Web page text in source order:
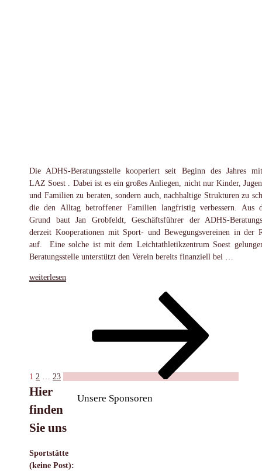
Die ADHS-Beratungsstelle kooperiert seit Beginn des Jahres
LAZ Soest . Dabei ist es ein großes Anliegen, nicht nur Kinder,
und Familien zu beraten, sondern auch, nachhaltige Strukturen zu
die den Alltag betroffener Familien langfristig verbessern. Aus
Grund baut Jan Grobfeldt, Geschäftsführer der ADHS-
derzeit Kooperationen mit Sport- und Bewegungsvereinen in der
auf. Eine solche ist mit dem Leichtathletikzentrum Soest
Beratungsstelle unterstützt den Verein bereits finanziell bei …
„Berührungsängste
weiterlesen
1 2 23
Unsere Sponsoren
Hier
finden
Sie uns
Sportstätte
(keine Post):